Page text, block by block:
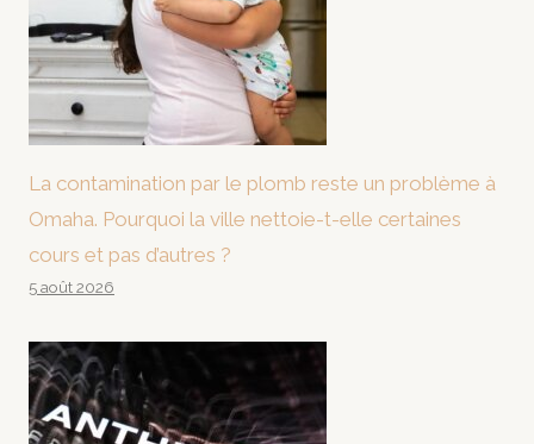
La contamination par le plomb reste un problème à
Omaha. Pourquoi la ville nettoie-t-elle certaines
cours et pas d’autres ?
5 août 2026